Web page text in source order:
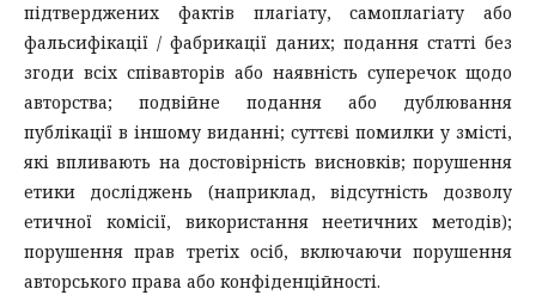
підтверджених фактів плагіату, самоплагіату або
фальсифікації / фабрикації даних; подання статті без
згоди всіх співавторів або наявність суперечок щодо
авторства; подвійне подання або дублювання
публікації в іншому виданні; суттєві помилки у змісті,
які впливають на достовірність висновків; порушення
етики досліджень (наприклад, відсутність дозволу
етичної комісії, використання неетичних методів);
порушення прав третіх осіб, включаючи порушення
авторського права або конфіденційності.